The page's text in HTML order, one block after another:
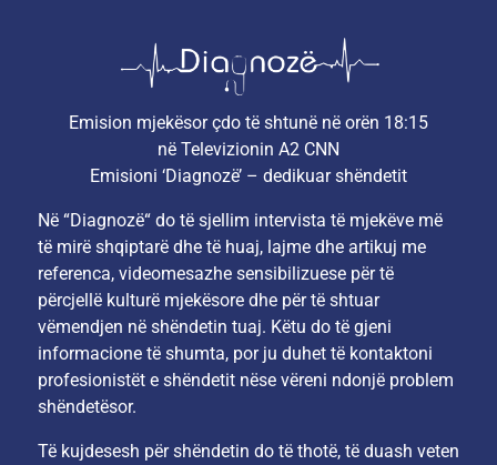
Emision mjekësor çdo të shtunë në orën 18:15
në Televizionin A2 CNN
Emisioni ‘Diagnozë’ – dedikuar shëndetit
Në “Diagnozë“ do të sjellim intervista të mjekëve më
të mirë shqiptarë dhe të huaj, lajme dhe artikuj me
referenca, videomesazhe sensibilizuese për të
përcjellë kulturë mjekësore dhe për të shtuar
vëmendjen në shëndetin tuaj. Këtu do të gjeni
informacione të shumta, por ju duhet të kontaktoni
profesionistët e shëndetit nëse vëreni ndonjë problem
shëndetësor.
Të kujdesesh për shëndetin do të thotë, të duash veten